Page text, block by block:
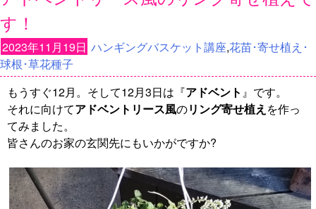
す！
2023年11月19日 ハンギングバスケット講座,花苗･寄せ植え･
球根･草花種子
もうすぐ12月。そして12月3日は『アドベント 』です。
それに向けてアドベントリース風のリング寄せ植え を作っ
てみました。
皆さんのお家の玄関先にもいかがですか?